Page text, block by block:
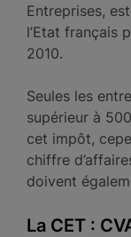
Entreprises,
l’Etat français
2010.
Seules les
supérieur à
cet impôt,
chiffre
doivent
La CET :